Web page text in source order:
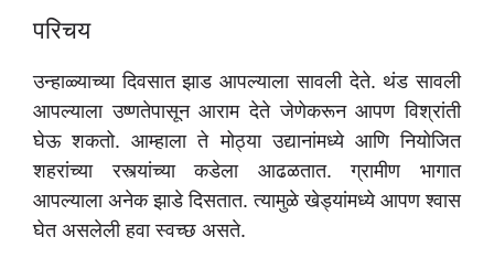
परिचय
उन्हाळ्याच्या दिवसात झाड आपल्याला सावली देते. थंड सावली
आपल्याला उष्णतेपासून आराम देते जेणेकरून आपण विश्रांती
घेऊ शकतो. आम्हाला ते मोठ्या उद्यानांमध्ये आणि नियोजित
शहरांच्या रस्त्यांच्या कडेला आढळतात. ग्रामीण भागात
आपल्याला अनेक झाडे दिसतात. त्यामुळे खेड्यांमध्ये आपण श्वास
घेत असलेली हवा स्वच्छ असते.